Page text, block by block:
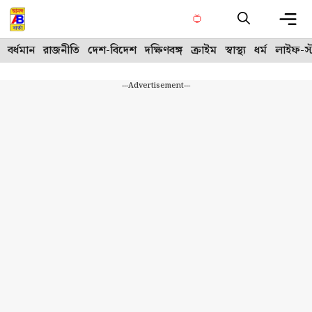
Skip
to
content
বর্ধমান রাজনীতি দেশ-বিদেশ দক্ষিণবঙ্গ ক্রাইম স্বাস্থ্য ধর্ম লাইফ-
---Advertisement---